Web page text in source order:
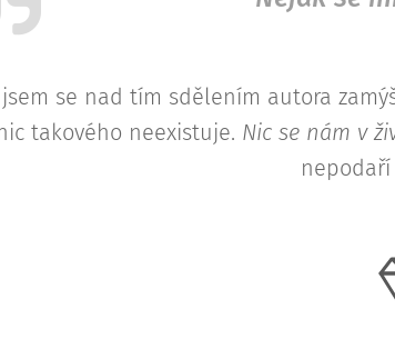
jsem se nad tím sdělením autora
takového neexistuje. Nic se nám v
nepodaří